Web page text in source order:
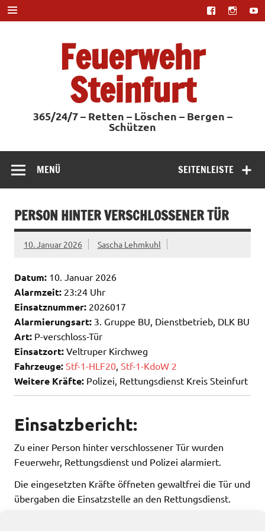
Zum
Inhalt
springen
Feuerwehr
Steinfurt
365/24/7 – Retten – Löschen – Bergen –
Schützen
SEITENLEISTE
MENÜ
PERSON HINTER VERSCHLOSSENER TÜR
10. Januar 2026 Sascha Lehmkuhl
Datum: 10. Januar 2026
Alarmzeit: 23:24 Uhr
Einsatznummer: 2026017
Alarmierungsart: 3. Gruppe BU, Dienstbetrieb, DLK BU
Art: P-verschloss-Tür
Einsatzort: Veltruper Kirchweg
Fahrzeuge: Stf-1-HLF20 Stf-1-KdoW 2
Weitere Kräfte: Polizei, Rettungsdienst Kreis Steinfurt
Einsatzbericht:
Zu einer Person hinter verschlossener Tür wurden
Feuerwehr, Rettungsdienst und Polizei alarmiert.
Die eingesetzten Kräfte öffneten gewaltfrei die Tür und
übergaben die Einsatzstelle an den Rettungsdienst.